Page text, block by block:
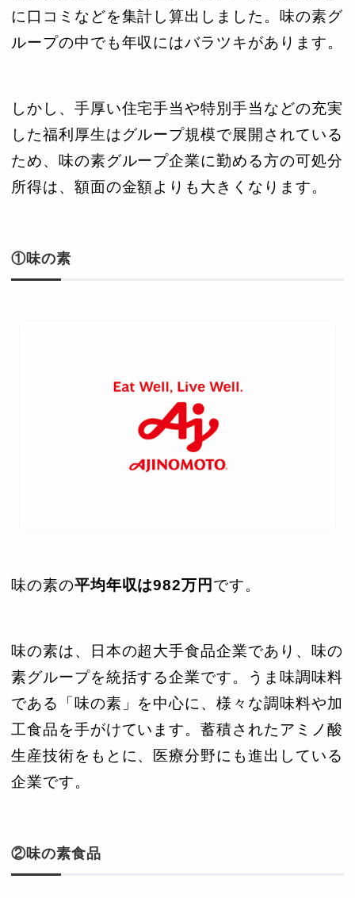
に口コミなどを集計し算出しました。味の素グ
ループの中でも年収にはバラツキがあります。
しかし、手厚い住宅手当や特別手当などの充実
した福利厚生はグループ規模で展開されている
ため、味の素グループ企業に勤める方の可処分
所得は、額面の金額よりも大きくなります。
①味の素
味の素の平均年収は982万円 です。
味の素は、日本の超大手食品企業であり、味の
素グループを統括する企業です。うま味調味料
である「味の素」を中心に、様々な調味料や加
工食品を手がけています。蓄積されたアミノ酸
生産技術をもとに、医療分野にも進出している
企業です。
②味の素食品